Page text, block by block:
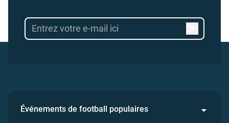
Événements de football populaires